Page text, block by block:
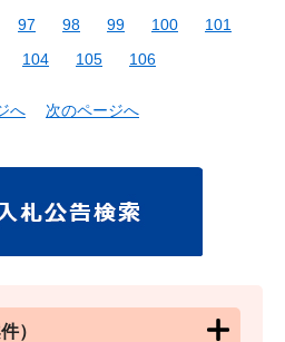
97 98 99 100
101
104 105 106
へ 次のページへ
）